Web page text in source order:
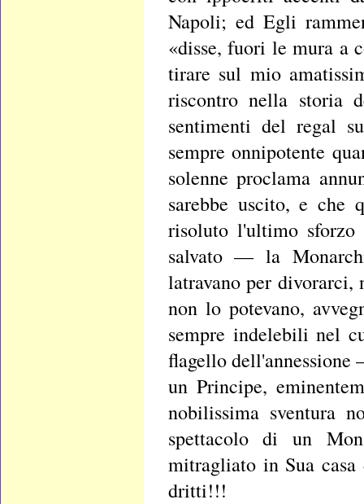
Napoli; ed Egli
«disse, fuori le mura a
tirare sul mio
riscontro nella storia
sentimenti del regal
sempre onnipotente
solenne proclama
sarebbe uscito, e
risoluto l'ultimo
salvato — la
latravano per divorarci,
non lo potevano,
sempre indelebili nel
flagello
un Principe,
nobilissima sventura
spettacolo di un
mitragliato in Sua casa
dritti!!!